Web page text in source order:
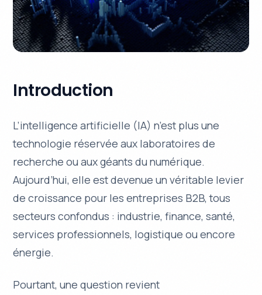
Introduction
L’intelligence artificielle (IA) n’est plus une
technologie réservée aux laboratoires de
recherche ou aux géants du numérique.
Aujourd’hui, elle est devenue un véritable levier
de croissance pour les entreprises B2B, tous
secteurs confondus : industrie, finance, santé,
services professionnels, logistique ou encore
énergie.
Pourtant, une question revient